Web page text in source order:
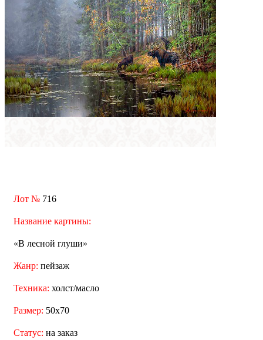
Лот № 716
Название картины:
«В лесной глуши»
Жанр: пейзаж
Техника: холст/масло
Размер: 50x70
Статус: на заказ